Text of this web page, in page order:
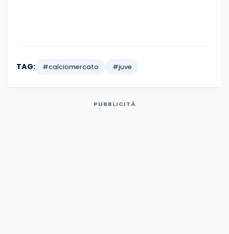
TAG: #calciomercato #juve
PUBBLICITÀ